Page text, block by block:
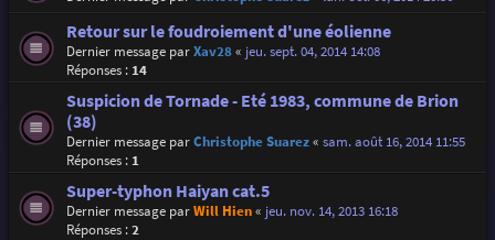
Retour sur le foudroiement d'une éolienne
Dernier message parXav28« jeu. sept. 04, 2014 14:08
Réponses : 14
Suspicion de Tornade - Eté 1983, commune de Brion
(38)
Dernier message parChristophe Suarez« sam. août 16, 2014 11:55
Réponses : 1
Super-typhon Haiyan cat.5
Dernier message parWill Hien« jeu. nov. 14, 2013 16:18
Réponses :2